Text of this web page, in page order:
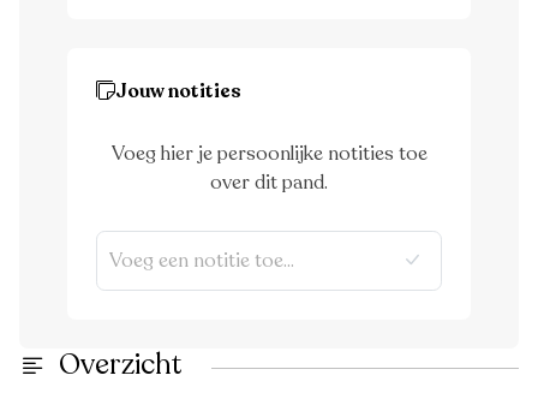
Jouw notities
Voeg hier je persoonlijke notities toe
over dit pand.
Overzicht